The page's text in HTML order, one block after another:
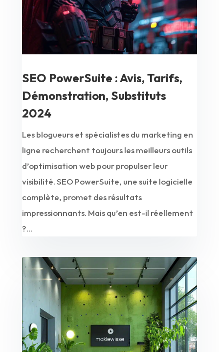
SEO PowerSuite : Avis, Tarifs,
Démonstration, Substituts
2024
Les blogueurs et spécialistes du marketing en
ligne recherchent toujours les meilleurs outils
d’optimisation web pour propulser leur
visibilité. SEO PowerSuite, une suite logicielle
complète, promet des résultats
impressionnants. Mais qu’en est-il réellement
?...